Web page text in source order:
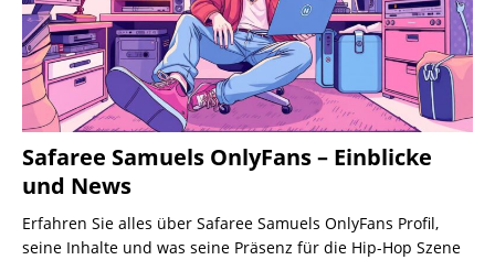
Safaree Samuels OnlyFans – Einblicke
und News
Erfahren Sie alles über Safaree Samuels OnlyFans Profil,
seine Inhalte und was seine Präsenz für die Hip-Hop Szene